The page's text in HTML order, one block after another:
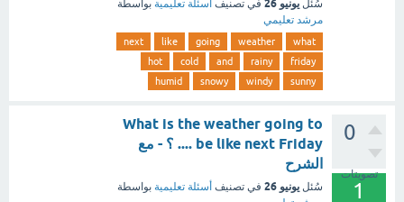
سُئل يونيو 26 في تصنيف أسئلة تعليمية بواسطة
مرشد تعليمي
what
weather
going
like
next
friday
rainy
and
cold
hot
sunny
windy
snowy
humid
0
تصويتات
1
What is the weather going to
be like next Friday .... ؟ - مع
الشرح
سُئل يونيو 26 في تصنيف أسئلة تعليمية بواسطة